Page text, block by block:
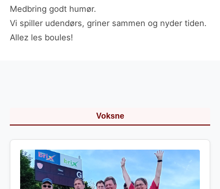
Medbring godt humør.
Vi spiller udendørs, griner sammen og nyder tiden.
Allez les boules!
Voksne